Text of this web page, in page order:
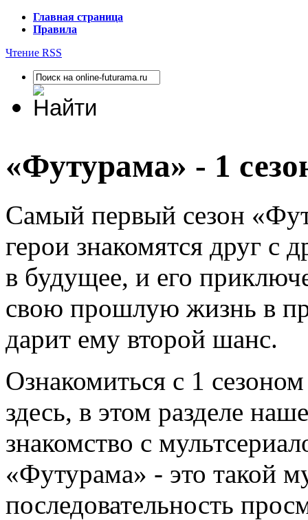
Главная страница
Правила
Чтение RSS
«Футурама» - 1
Самый первый сезон
герои знакомятся друг с
в будущее, и его
свою прошлую жизнь в
дарит ему второй шанс.
Ознакомиться с 1
здесь, в этом разделе
знакомство с
«Футурама» - это такой
последовательность